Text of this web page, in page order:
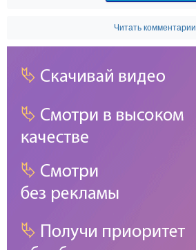
Читать комментарии